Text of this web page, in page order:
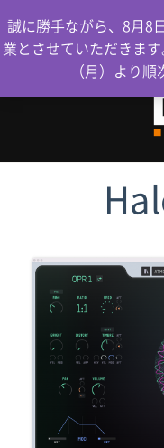
誠に勝手ながら、8月8
業とさせていただきま
（月）より